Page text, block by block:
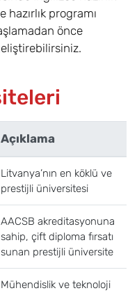
programı
önce
Açıklama
Litvanya’nın en köklü ve
prestijli üniversitesi
AACSB akreditasyonuna
sahip, çift diploma fırsatı
sunan prestijli üniversite
Mühendislik ve teknoloji